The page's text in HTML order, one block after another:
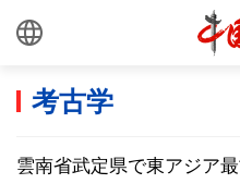
考古学
雲南省武定県で東アジア